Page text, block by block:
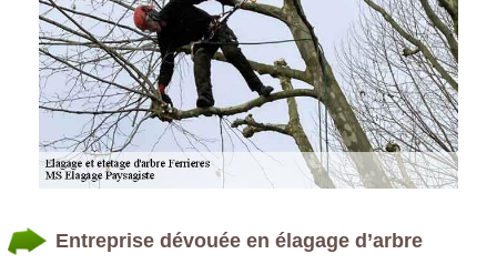
Entreprise dévouée en élagage d’arbre